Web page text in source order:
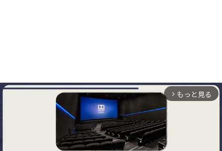
お問い合わせ プライバシーポリシー
arrow_forward_ios もっと見る